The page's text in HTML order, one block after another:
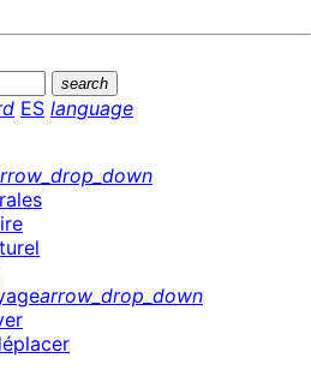
search
ES language
arrow_drop_down